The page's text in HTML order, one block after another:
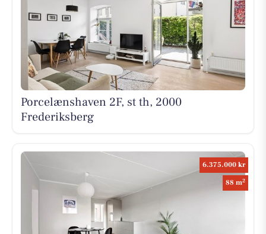
Porcelænshaven 2F, st th, 2000
Frederiksberg
6.375.000 kr
88 m2